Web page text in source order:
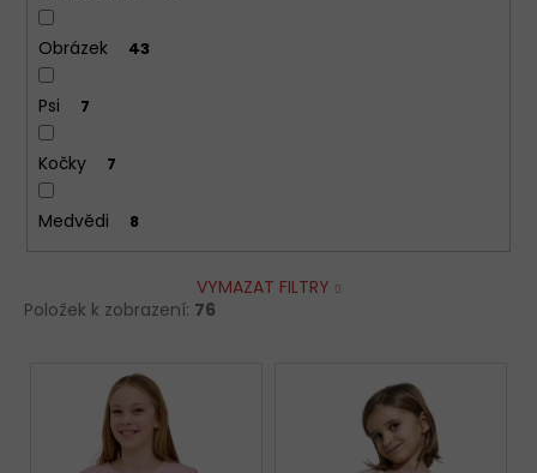
Obrázek 43
Psi 7
Kočky 7
Medvědi 8
VYMAZAT FILTRY
Položek k zobrazení: 76